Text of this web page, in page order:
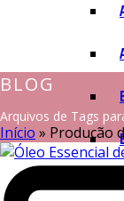
BLOG
Arquivos de Tags
Início » Produção